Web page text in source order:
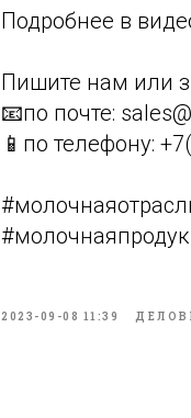
Подробнее в
Пишите нам или
📧по почте:
📱по телефону:
2023-09-08 11:39